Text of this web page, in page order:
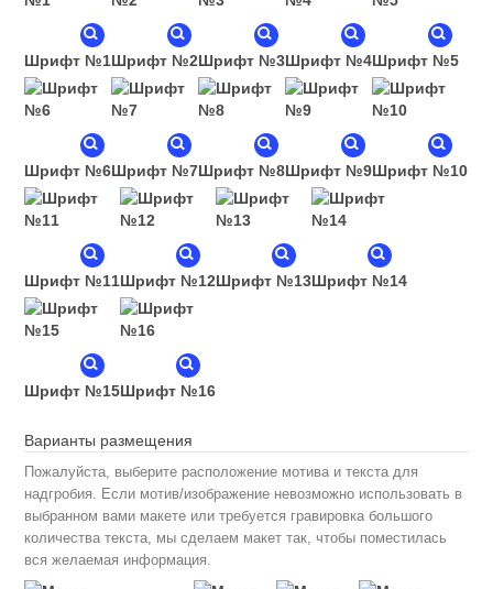
Шрифт №1Шрифт №2Шрифт №3Шрифт №4Шрифт №5
Шрифт №6Шрифт №7Шрифт №8Шрифт №9Шрифт №10
Шрифт №11Шрифт №12Шрифт №13Шрифт №14
Шрифт №15Шрифт №16
Варианты размещения
Пожалуйста, выберите расположение мотива и текста для
надгробия. Если мотив/изображение невозможно использовать в
выбранном вами макете или требуется гравировка большого
количества текста, мы сделаем макет так, чтобы поместилась
вся желаемая информация.